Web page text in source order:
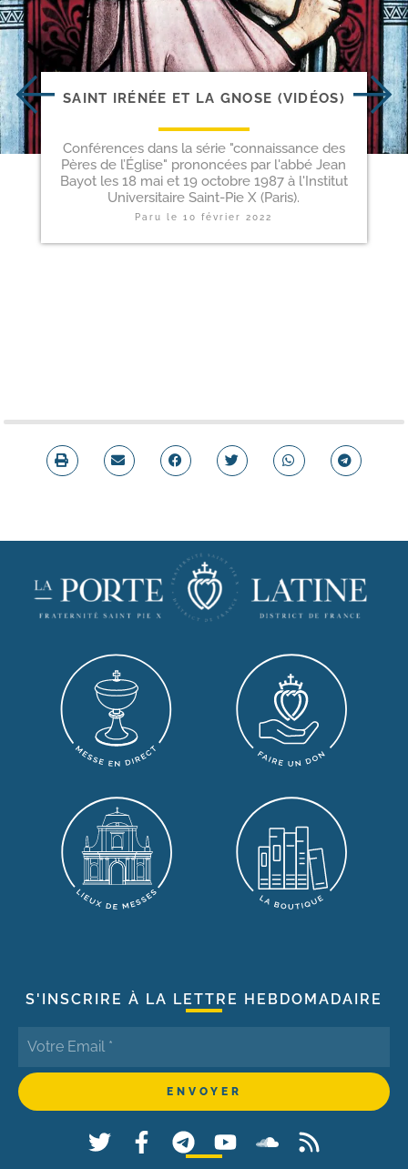
SAINT IRÉNÉE ET LA GNOSE (VIDÉOS)
Conférences dans la série "connaissance des
Pères de l’Église" prononcées par l'abbé Jean
Bayot les 18 mai et 19 octobre 1987 à l'Institut
Universitaire Saint-Pie X (Paris).
Paru le10 février 2022
S'INSCRIRE À LA LETTRE HEBDOMADAIRE